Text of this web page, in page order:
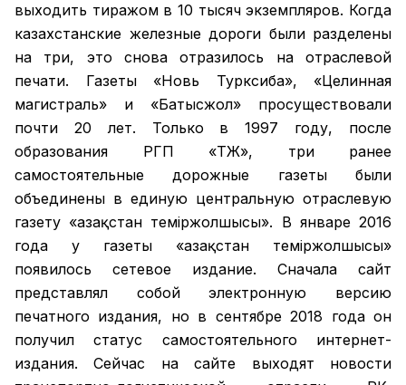
выходить тиражом в 10 тысяч экземпляров. Когда
казахстанские железные дороги были разделены
на три, это снова отразилось на отраслевой
печати. Газеты «Новь Турксиба», «Целинная
магистраль» и «Батысжол» просуществовали
почти 20 лет. Только в 1997 году, после
образования РГП «ҚТЖ», три ранее
самостоятельные дорожные газеты были
объединены в единую центральную отраслевую
газету «Қазақстан темiржолшысы». В январе 2016
года у газеты «Қазақстан теміржолшысы»
появилось сетевое издание. Сначала сайт
представлял собой электронную версию
печатного издания, но в сентябре 2018 года он
получил статус самостоятельного интернет-
издания. Сейчас на сайте выходят новости